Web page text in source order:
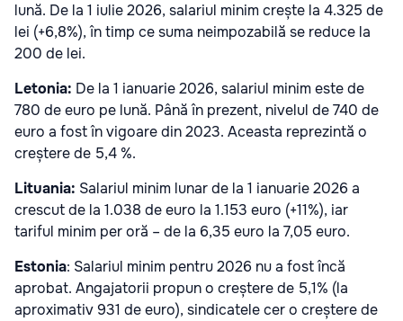
lună. De la 1 iulie 2026, salariul minim crește la 4.325 de
lei (+6,8%), în timp ce suma neimpozabilă se reduce la
200 de lei.
Letonia: De la 1 ianuarie 2026, salariul minim este de
780 de euro pe lună. Până în prezent, nivelul de 740 de
euro a fost în vigoare din 2023. Aceasta reprezintă o
creștere de 5,4 %.
Lituania: Salariul minim lunar de la 1 ianuarie 2026 a
crescut de la 1.038 de euro la 1.153 euro (+11%), iar
tariful minim per oră – de la 6,35 euro la 7,05 euro.
Estonia: Salariul minim pentru 2026 nu a fost încă
aprobat. Angajatorii propun o creștere de 5,1% (la
aproximativ 931 de euro), sindicatele cer o creștere de